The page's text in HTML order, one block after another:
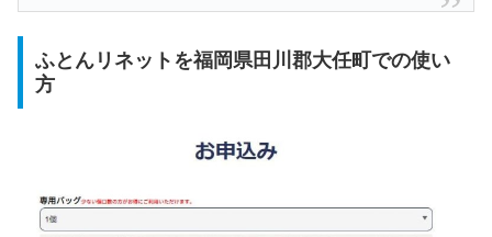
ふとんリネットを福岡県田川郡大任町での使い
方